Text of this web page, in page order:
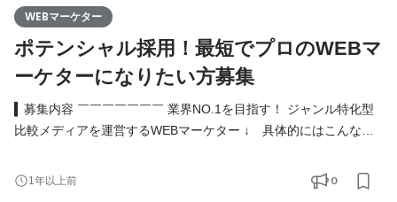
WEBマーケター
ポテンシャル採用！最短でプロのWEBマ
ーケターになりたい方募集
▍募集内容 ￣￣￣￣￣￣￣ 業界NO.1を目指す！ ジャンル特化型
比較メディアを運営するWEBマーケター ↓ 具体的にはこんなお
ング ・広告運用 ・クリエイティブのディレクション など 商材
選定からコピーライティング、広告運用まで一貫して行うため高
1年以上前 0